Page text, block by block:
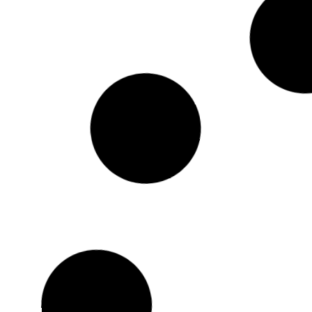
40,000 से कम रेट के लेपटॉप: ई हवें सब
फास्ट प्रोसेसर अउर SSD स्टोरेज वाले
RedmiBook
Edition के
के संगे मिली
Anurag Ranjan
Read More »